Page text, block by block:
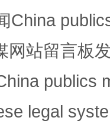
China
网站留言板
publics
legal